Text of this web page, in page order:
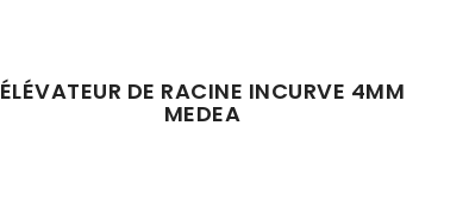
ÉLÉVATEUR DE RACINE INCURVE 4MM
MEDEA